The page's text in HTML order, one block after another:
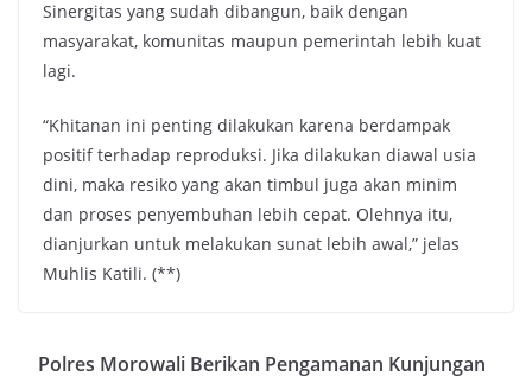
Sinergitas yang sudah dibangun, baik dengan
masyarakat, komunitas maupun pemerintah lebih kuat
lagi.
“Khitanan ini penting dilakukan karena berdampak
positif terhadap reproduksi. Jika dilakukan diawal usia
dini, maka resiko yang akan timbul juga akan minim
dan proses penyembuhan lebih cepat. Olehnya itu,
dianjurkan untuk melakukan sunat lebih awal,” jelas
Muhlis Katili. (**)
Polres Morowali Berikan Pengamanan Kunjungan